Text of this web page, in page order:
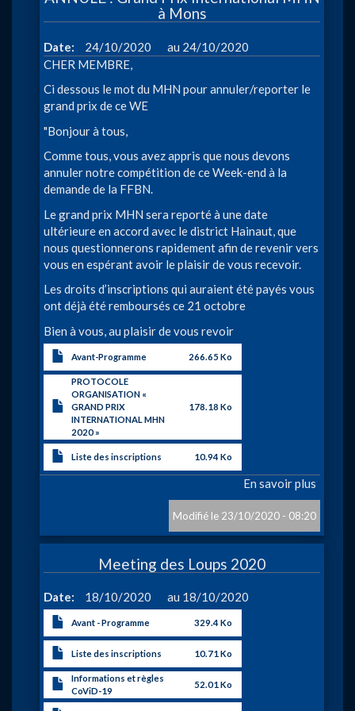
à Mons
Date 24/10/2020 à
24/10/2020
CHER MEMBRE,
Ci dessous le mot du MHN pour annuler/reporter le
grand prix de ce WE
"Bonjour à tous,
Comme tous, vous avez appris que nous devons
annuler notre compétition de ce Week-end à la
demande de la FFBN.
Le grand prix MHN sera reporté à une date
ultérieure en accord avec le district Hainaut, que
nous questionnerons rapidement afin de revenir vers
vous en espérant avoir le plaisir de vous recevoir.
Les droits d’inscriptions qui auraient été payés vous
ont déjà été remboursés ce 21 octobre
Bien à vous, au plaisir de vous revoir
Avant-Programme 266.65 Ko
PROTOCOLE
ORGANISATION «
GRAND PRIX
INTERNATIONAL MHN
2020 »
178.18 Ko
Liste des inscriptions 10.94 Ko
En savoir plus
Grand
23/10/2020 - 08:20
Meeting des Loups 2020
Date 18/10/2020 à
18/10/2020
Avant - Programme 329.4 Ko
Liste des inscriptions 10.71 Ko
Informations et règles
CoViD-19
52.01 Ko